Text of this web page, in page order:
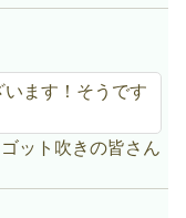
ます！そうです
ット吹きの皆さん